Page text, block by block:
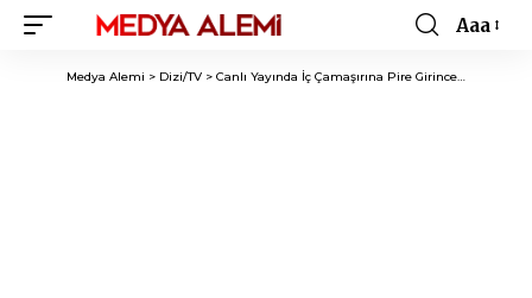
Font
Aaa
Medya Alemi > Dizi/TV > Canlı Yayında İç Çamaşırına Pire Girince…